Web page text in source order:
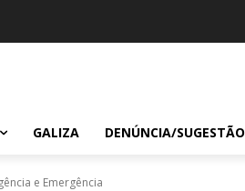
GALIZA DENÚNCIA/SUGESTÃO
e Emergência